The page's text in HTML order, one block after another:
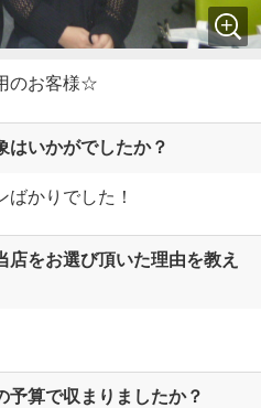
のお客様☆
はいかがでしたか？
かりでした！
をお選び頂いた理由を教え
予算で収まりましたか？